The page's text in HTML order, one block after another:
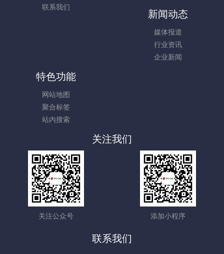
联系我们
新闻动态
媒体报道
行业资讯
企业新闻
特色功能
网站地图
聚合标签
站内搜索
关注我们
关注公众号 添加小程序
联系我们